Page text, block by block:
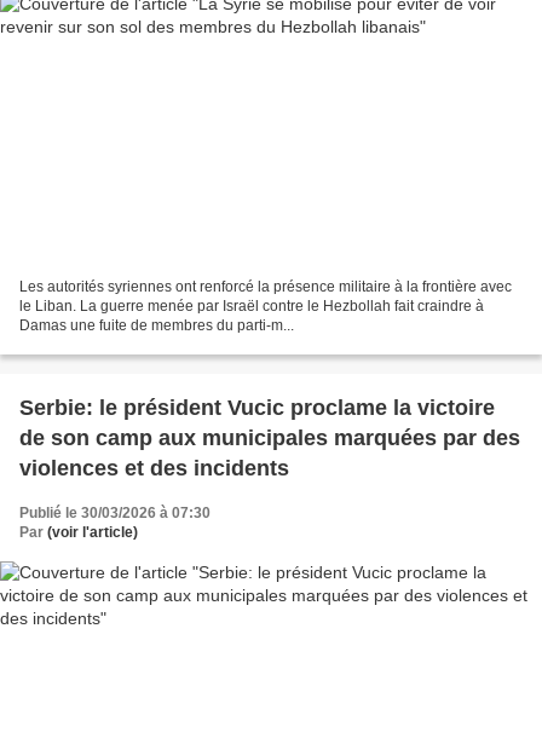
Les autorités syriennes ont renforcé la présence militaire à la frontière avec
le Liban. La guerre menée par Israël contre le Hezbollah fait craindre à
Damas une fuite de membres du parti-m...
Serbie: le président Vucic proclame la victoire
de son camp aux municipales marquées par des
violences et des incidents
Publié le 30/03/2026 à 07:30
Par (voir l'article)